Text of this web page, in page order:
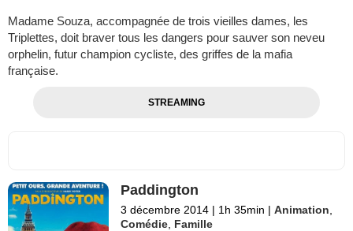
Madame Souza, accompagnée de trois vieilles dames, les
Triplettes, doit braver tous les dangers pour sauver son neveu
orphelin, futur champion cycliste, des griffes de la mafia
française.
STREAMING
Paddington
3 décembre 2014 | 1h 35min | Animation
Comédie Famille